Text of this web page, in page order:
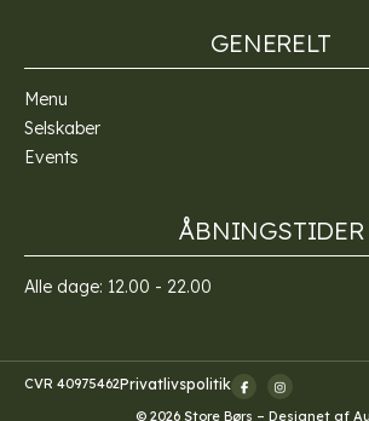
GENERELT
Menu
Selskaber
Events
ÅBNINGSTIDER
Alle dage: 12.00 - 22.00
© 2026 Store Børs – Designet af
CVR 40975462Privatlivspolitik